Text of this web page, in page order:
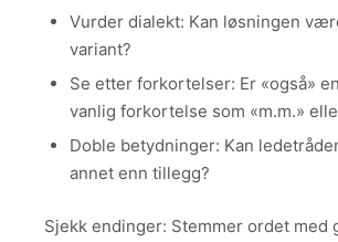
Vurder dialekt: Kan løsningen
variant?
Se etter forkortelser: Er «også»
vanlig forkortelse som «m.m.»
Doble betydninger: Kan
annet enn tillegg?
Sjekk endinger: Stemmer ordet med